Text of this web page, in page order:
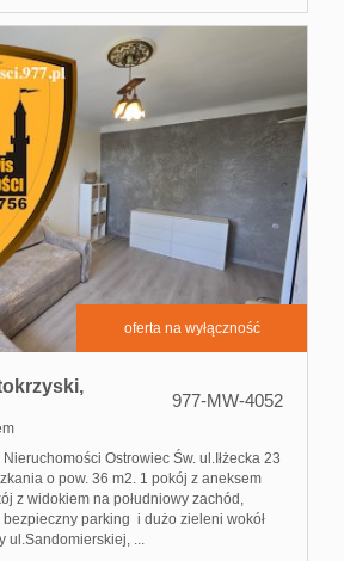
Usługi
inne
Oferta
deweloperska
Kontakt
oferta na wyłączność
977-MW-4052
Ostrowiec Św. ul.Iłżecka 23
o pow. 36 m2. 1 pokój z aneksem
z widokiem na południowy zachód,
bezpieczny parking i dużo zieleni wokół
...